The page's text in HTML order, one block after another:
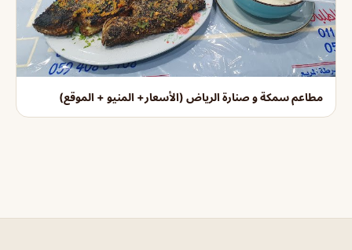
مطاعم سمكة و صنارة الرياض (الأسعار+ المنيو + الموقع)